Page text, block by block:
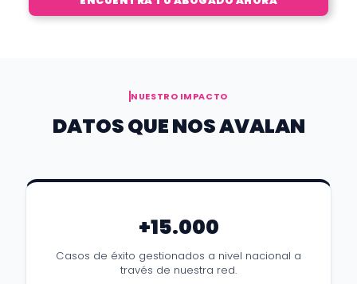
NUESTRO IMPACTO
DATOS QUE NOS AVALAN
+15.000
Casos de éxito gestionados a nivel nacional a
través de nuestra red.